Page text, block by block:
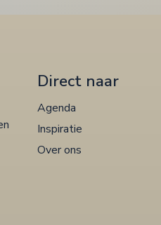
Direct naar
Agenda
Inspiratie
Over ons